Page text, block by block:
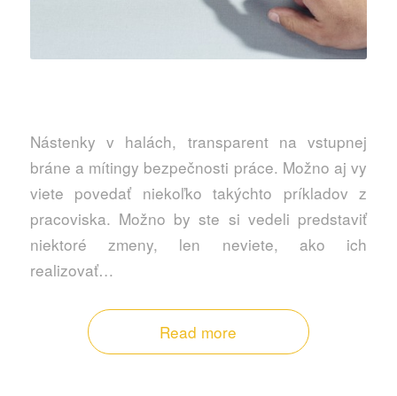
Nástenky v halách, transparent na vstupnej
bráne a mítingy bezpečnosti práce. Možno aj vy
viete povedať niekoľko takýchto príkladov z
pracoviska. Možno by ste si vedeli predstaviť
niektoré zmeny, len neviete, ako ich
realizovať…
Read more